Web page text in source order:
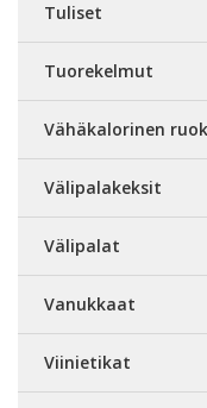
Tuliset
Tuorekelmut
Vähäkalorinen
Välipalakeksit
Välipalat
Vanukkaat
Viinietikat